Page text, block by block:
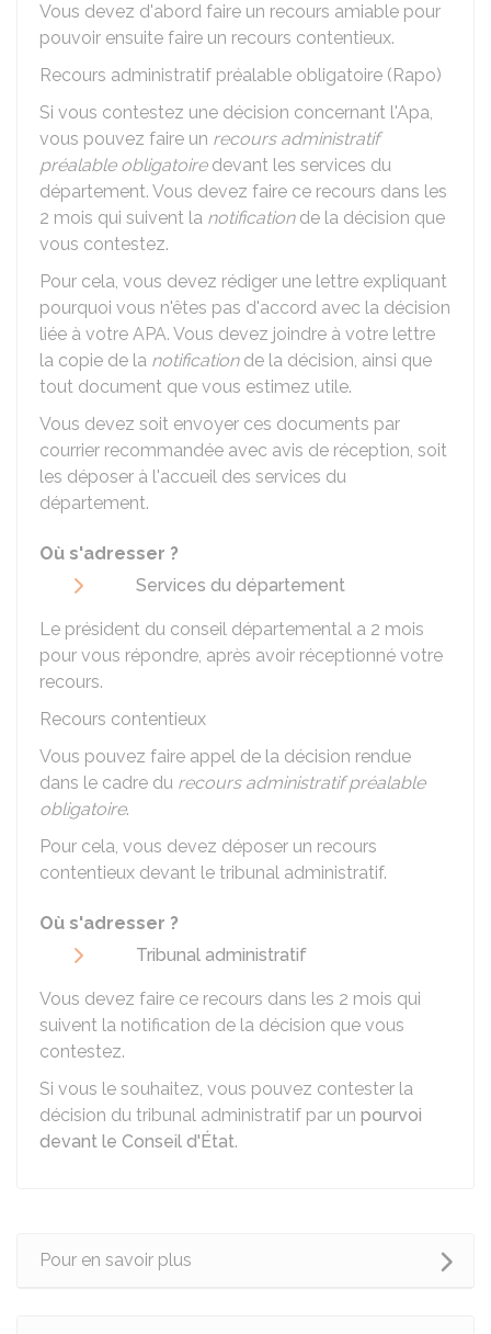
Vous devez d'abord faire un recours amiable pour
pouvoir ensuite faire un recours contentieux.
Recours administratif préalable obligatoire (Rapo)
Si vous contestez une décision concernant l'Apa,
vous pouvez faire un recours administratif
préalable obligatoiredevant les services du
département. Vous devez faire ce recours dans les
2 mois qui suivent la notificationde la décision que
vous contestez.
Pour cela, vous devez rédiger une lettre expliquant
pourquoi vous n'êtes pas d'accord avec la décision
liée à votre APA. Vous devez joindre à votre lettre
la copie de la notificationde la décision, ainsi que
tout document que vous estimez utile.
Vous devez soit envoyer ces documents par
courrier recommandée avec avis de réception, soit
les déposer à l'accueil des services du
département.
Où s'adresser ?
Services du département
Le président du conseil départemental a 2 mois
pour vous répondre, après avoir réceptionné votre
recours.
Recours contentieux
Vous pouvez faire appel de la décision rendue
dans le cadre du recours administratif préalable
obligatoire.
Pour cela, vous devez déposer un recours
contentieux devant le tribunal administratif.
Où s'adresser ?
Tribunal administratif
Vous devez faire ce recours dans les 2 mois qui
suivent la notification de la décision que vous
contestez.
Si vous le souhaitez, vous pouvez contester la
décision du tribunal administratif par un pourvoi
devant le Conseil d'État.
Pour en savoir plus